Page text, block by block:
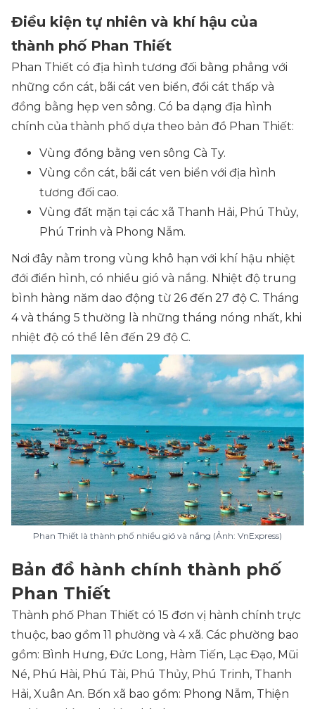
Điều kiện tự nhiên và khí hậu của
thành phố Phan Thiết
Phan Thiết có địa hình tương đối bằng phẳng với
những cồn cát, bãi cát ven biển, đồi cát thấp và
đồng bằng hẹp ven sông. Có ba dạng địa hình
chính của thành phố dựa theo bản đồ Phan Thiết:
Vùng đồng bằng ven sông Cà Ty.
Vùng cồn cát, bãi cát ven biển với địa hình
tương đối cao.
Vùng đất mặn tại các xã Thanh Hải, Phú Thủy,
Phú Trinh và Phong Nẫm.
Nơi đây nằm trong vùng khô hạn với khí hậu nhiệt
đới điển hình, có nhiều gió và nắng. Nhiệt độ trung
bình hàng năm dao động từ 26 đến 27 độ C. Tháng
4 và tháng 5 thường là những tháng nóng nhất, khi
nhiệt độ có thể lên đến 29 độ C.
Phan Thiết là thành phố nhiều gió và nắng (Ảnh: VnExpress)
Bản đồ hành chính thành phố
Phan Thiết
Thành phố Phan Thiết có 15 đơn vị hành chính trực
thuộc, bao gồm 11 phường và 4 xã. Các phường bao
gồm: Bình Hưng, Đức Long, Hàm Tiến, Lạc Đạo, Mũi
Né, Phú Hài, Phú Tài, Phú Thủy, Phú Trinh, Thanh
Hải, Xuân An. Bốn xã bao gồm: Phong Nẫm, Thiện